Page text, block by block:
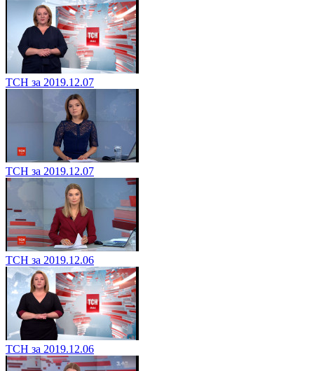
ТСН за 2019.12.07
ТСН за 2019.12.07
ТСН за 2019.12.06
ТСН за 2019.12.06